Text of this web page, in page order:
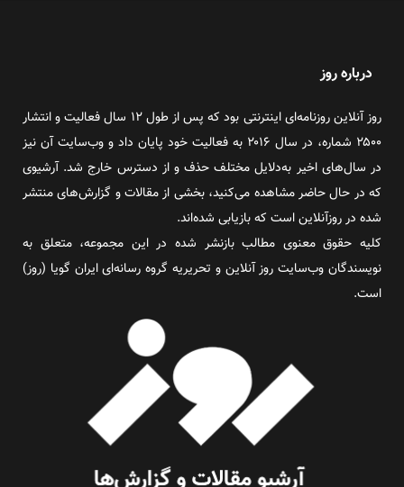
درباره روز
روز آنلاین روزنامه‌ای اینترنتی بود که پس از طول ۱۲ سال فعالیت و انتشار
۲۵۰۰ شماره، در سال ۲۰۱۶ به فعالیت خود پایان داد و وب‌سایت آن نیز
در سال‌های اخیر به‌دلایل مختلف حذف و از دسترس خارج شد. آرشیوی
که در حال حاضر مشاهده می‌کنید، بخشی از مقالات و گزارش‌های منتشر
شده در روزآنلاین است که بازیابی شده‌اند.
کلیه حقوق معنوی مطالب بازنشر شده در این مجموعه، متعلق به
نویسندگان وب‌سایت روز آنلاین و تحریریه گروه رسانه‌ای ایران گویا (روز)
است.